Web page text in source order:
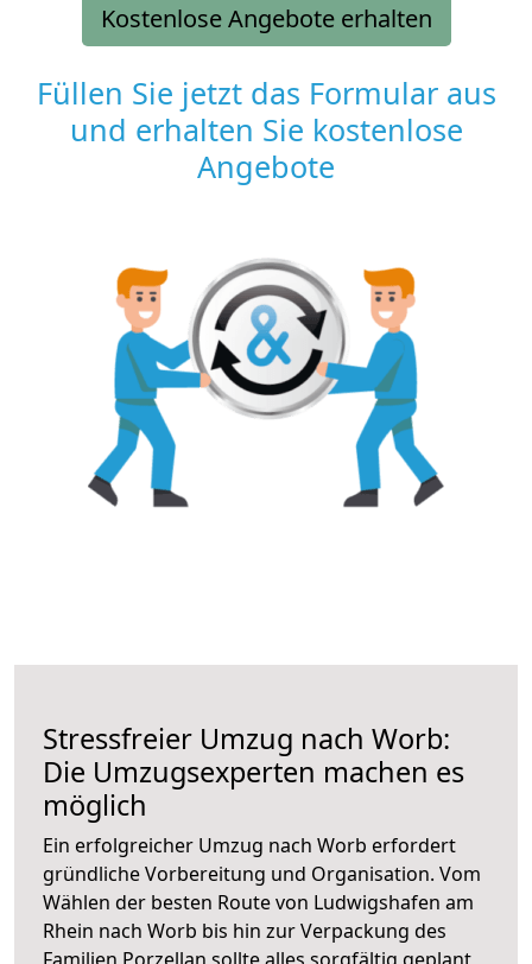
Kostenlose Angebote erhalten
Füllen Sie jetzt das Formular aus
und erhalten Sie kostenlose
Angebote
Stressfreier Umzug nach Worb:
Die Umzugsexperten machen es
möglich
Ein erfolgreicher Umzug nach Worb erfordert
gründliche Vorbereitung und Organisation. Vom
Wählen der besten Route von Ludwigshafen am
Rhein nach Worb bis hin zur Verpackung des